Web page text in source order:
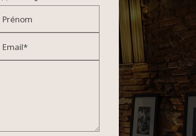
Prénom
Email*